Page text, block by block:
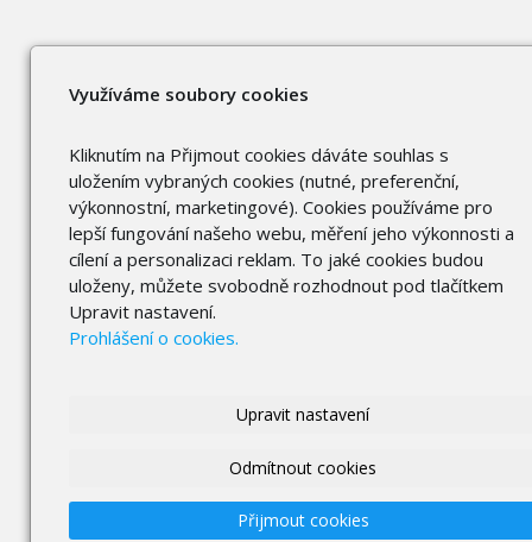
Využíváme soubory cookies
Kliknutím na Přijmout cookies dáváte souhlas s
uložením vybraných cookies (nutné, preferenční,
výkonnostní, marketingové). Cookies používáme pro
lepší fungování našeho webu, měření jeho výkonnosti a
cílení a personalizaci reklam. To jaké cookies budou
uloženy, můžete svobodně rozhodnout pod tlačítkem
Upravit nastavení.
Prohlášení o cookies.
Upravit nastavení
Odmítnout cookies
Přijmout cookies